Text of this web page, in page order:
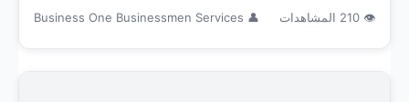
👁 210 المشاهدات
👤 Business One Businessmen Services